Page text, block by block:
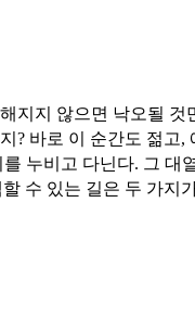
지지 않으면 낙오될 것
? 바로 이 순간도 젊고,
누비고 다닌다. 그 대
수 있는 길은 두 가지